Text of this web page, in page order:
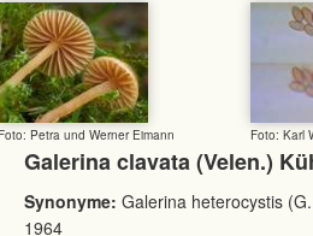
Petra und Werner Eimann Foto: Karl
Galerina clavata (Velen.)
Synonyme: Galerina heterocystis
1964